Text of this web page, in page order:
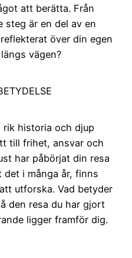
att berätta. Från
steg är en del av en
över din egen
vägen?
rik historia och djup
till frihet, ansvar och
har påbörjat din resa
i många år, finns
utforska. Vad betyder
den resa du har gjort
ligger framför dig.